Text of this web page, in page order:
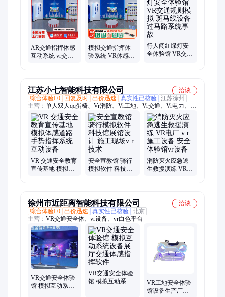
VR地震小屋
AR交通指挥体感
互动系统 vr交通
模拟交通指挥体
验系统 VR体感识
行人闯红绿灯安
全体验馆 VR交通
江苏小七智能科技有限公司
洽谈
综合体验L0
回复及时 出价迅速 真实性已核验 江苏徐州
主营： 单人双人qq蛋椅、Vr消防、Vr工地、Vr交通、Vr电力、Vr
煤矿、Vr校园
VR 交通安全教育
宣传基地 模拟体
安全宣教馆 骑行
模拟软件 科技馆
消防灭火应急逃
生救援演练 VR电
徐州市近距离智能科技有限公司
洽谈
综合体验L0 出价迅速 真实性已核验 北京
主营： VR交通安全体、vr设备、vr白色平台
VR交通安全体验
馆 模拟互动系统
VR交通安全体验
馆 模拟互动系统
VR工地安全体验
馆设备生产厂家